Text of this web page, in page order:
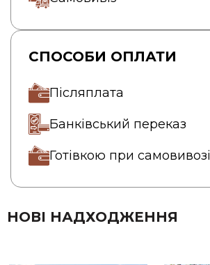
СПОСОБИ ОПЛАТИ
Післяплата
Банківський переказ
Готівкою при самовивозі
НОВІ НАДХОДЖЕННЯ